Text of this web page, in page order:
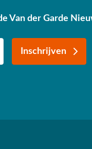
Van der Garde
Inschrijven